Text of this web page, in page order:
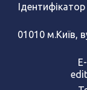
01010 м.Київ,